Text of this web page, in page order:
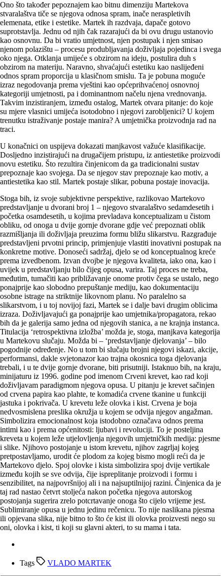
Ono što također pepoznajem kao bitnu dimenziju Martekova
stvaralaštva tiče se njegova odnosa spram, inače neraspletivih
elemenata, etike i estetike. Martek ih razdvaja, dapače gotovo
suprotstavlja. Jednu od njih čak razarajući da bi ovu drugu ustanovio
kao osnovnu. Da bi vratio umjetnost, njen postupak i njen smisao
njenom polazištu – procesu produbljavanja doživljaja pojedinca i svega
oko njega. Otklanja umijeće s obzirom na ideju, postulira duh s
obzirom na materiju. Naravno, shvaćajući estetiku kao naslijeđeni
odnos spram proporcija u klasičnom smislu. Ta je pobuna moguće
izraz negodovanja prema vještini kao općeprihvaćenoj osnovnoj
kategoriji umjetnosti, pa i dominantnom načelu njena vrednovanja.
Takvim inzistiranjem, između ostalog, Martek otvara pitanje: do koje
su mjere vlasnici umijeća isotodobno i njegovi zarobljenici? U kojem
trenutku istraživanje postaje manira? A umjetnička proizvodnja rad na
traci.
U konačnici on uspijeva dokazati manjkavost važuće klasifikacije.
Dosljedno inzistirajući na drugačijem pristupu, iz antiestetike proizvodi
novu estetiku. Što rezultira činjenicom da ga tradicionalni sustav
prepoznaje kao svojega. Da se njegov stav prepoznaje kao motiv, a
antiestetika kao stil. Martek postaje slikar, pobuna postaje inovacija.
Stoga bih, iz svoje subjektivne perspektive, razlikovao Martekovo
predstavljanje u dvorani broj 1 – njegovo stvaralaštvo sedamdesetih i
početka osamdesetih, u kojima prevladava konceptualizam u čistom
obliku, od onoga u dvije gornje dvorane gdje već prepoznati oblik
razmišljanja ili doživljaja preuzima formu bližu slikarstvu. Razgrađuje
predstavljeni prvotni princip, primjenjuje vlastiti inovativni postupak na
konkretne motive. Donoseći sadržaj, djelo se od konceptualnog kreće
prema izvedbenom. Izvan dvojbe je njegova kvaliteta, iako ona, kao i
uvijek u predstavljanju bilo čijeg opusa, varira. Taj proces ne treba,
međutim, tumačiti kao približavanje onome protiv čega se ustalo, nego
ponajprije kao slobodno prepuštanje mediju, kao dokumentaciju
osobne istrage na striktnije likovnom planu. No paralelno sa
slikarstvom, i u toj novijoj fazi, Martek se i dalje bavi drugim oblicima
izraza. Doživljavajući ga ponajprije kao umjetnika/propagatora, rekao
bih da je galerija samo jedna od njegovih stanica, a ne krajnja instanca.
Titulacija ‘retrospektivna izložba’ možda je, stoga, manjkava kategorija
u Martekovu slučaju. Možda bi – ‘predstavljanje djelovanja’ – bilo
pogodnije određenje. No u tom bi slučaju brojni njegovi iskazi, akcije,
performansi, dakle svjetonazor kao trajna okosnica toga djelovanja
trebali, i u te dvije gornje dvorane, biti prisutniji. Istaknuo bih, na kraju,
minijaturu iz 1996. godine pod imenom Crveni krevet, kao rad koji
doživljavam paradigmom njegova opusa. U pitanju je krevet sačinjen
od crvena papira kao plahte, te komadića crvene tkanine u funkciji
jastuka i pokrivača. U krevetu leže olovka i kist. Crvena je boja
nedvosmislena preslika okružja u kojem se odvija njegov angažman.
Simbolizira emocionalnost koja istodobno označava odnos prema
intimi kao i prema općenitosti: ljubavi i revoluciji. To je posteljina
kreveta u kojem leže utjelovljenja njegovih umjetničkih medija: pjesme
i slike. Njihovo postojanje u istom krevetu, njihov zagrljaj kojeg
pretpostavljamo, urodit će plodom za kojeg bismo mogli reći da je
Martekovo djelo. Spoj olovke i kista simbolizira spoj dvije vertikale
između kojih se sve odvija, čije ispreplitanje proizvodi i formu i
senzibilitet, na najpovršnijoj ali i na najsuptilnijoj razini. Činjenica da je
taj rad nastao četvrt stoljeća nakon početka njegova autorskog
postojanja sugerira zrelo potcrtavanje onoga što cijelo vrijeme jest.
Sublimiranje opusa u jednu jedinu rečenicu. To nije naslikana pjesma
ili opjevana slika, nije bitno to što će kist ili olovka proizvesti nego su
oni, olovka i kist, ti koji su glavni akteri, to su mama i tata.
Tags VLADO MARTEK